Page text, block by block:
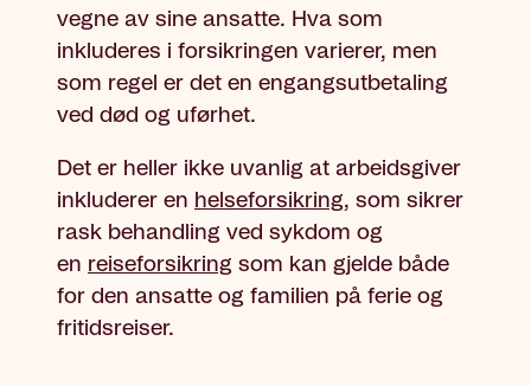
vegne av sine ansatte. Hva som
inkluderes i forsikringen varierer, men
som regel er det en engangsutbetaling
ved død og uførhet.
Det er heller ikke uvanlig at arbeidsgiver
inkluderer en helseforsikring, som sikrer
rask behandling ved sykdom og
en reiseforsikring som kan gjelde både
for den ansatte og familien på ferie og
fritidsreiser.